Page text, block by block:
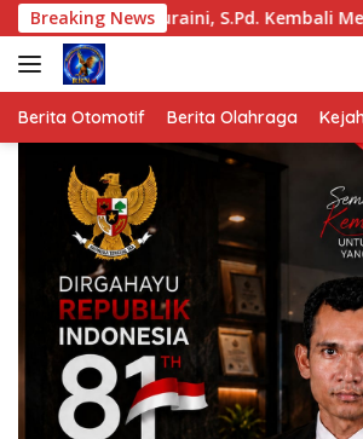
Langsung
ke
konten
Breaking News
Nuraini, S.Pd. Kembali Mengabdi di SD
Berita Otomotif Berita Olahraga